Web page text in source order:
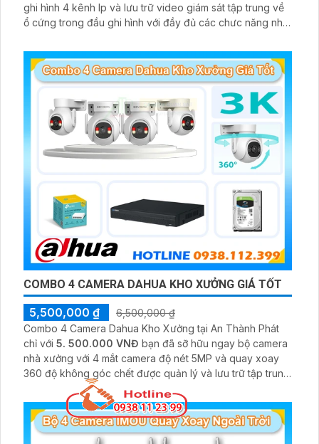
ghi hình 4 kênh Ip và lưu trữ video giám sát tập trung về
ổ cứng trong đầu ghi hình với đầy đủ các chưc năng như
giám sát có màu vào ban đêm
COMBO 4 CAMERA DAHUA KHO XƯỞNG GIÁ TỐT
5,500,000 ₫
6,500,000 ₫
Combo 4 Camera Dahua Kho Xưởng tại An Thành Phát
chỉ với 5. 500.000 VNĐ bạn đã sỡ hữu ngay bộ camera
nhà xưởng với 4 mắt camera độ nét 5MP và quay xoay
360 độ không góc chết được quản lý và lưu trữ tập trung
về đầu ghi hình ổ cứng hỗ trợ xem qua tivi